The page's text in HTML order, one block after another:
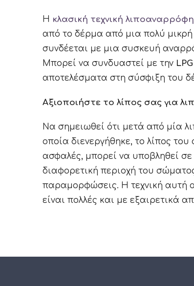
Η κλασική τεχνική
από το δέρμα από μια πολύ μικρή
συνδέεται με μια συσκευή
Μπορεί να συνδυαστεί με την
αποτελέσματα στη σύσφιξη του
Αξιοποιήστε το λίπος σας για
Να σημειωθεί ότι μετά από μία
οποία διενεργήθηκε, το λίπος
ασφαλές, μπορεί να υποβληθεί
διαφορετική περιοχή του
παραμορφώσεις. Η τεχνική αυτή
είναι πολλές και με εξαιρετικά